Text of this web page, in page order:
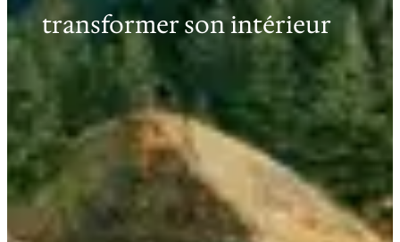
transformer son intérieur